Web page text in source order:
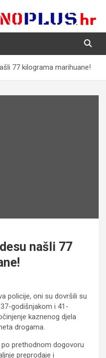
77 kilograma marihuane!
našli 77
policije, oni su dovršili su
godišnjakom i 41-
kaznenog djela
drogama.
prethodnom dogovoru
preprodaje i